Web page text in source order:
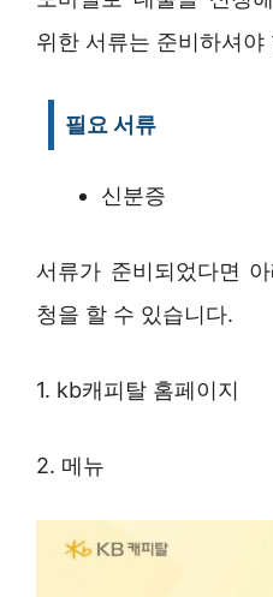
위한 서류는 준비하셔야
필요 서류
신분증
서류가 준비되었다면
청을 할 수 있습니다.
1. kb캐피탈 홈페이지
2. 메뉴